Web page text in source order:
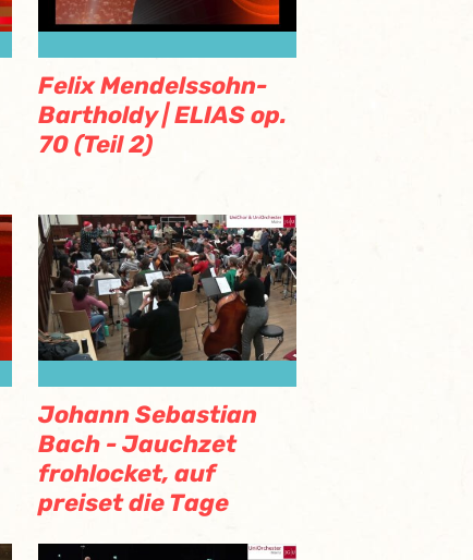
Felix Mendelssohn-
Bartholdy | ELIAS op.
70 (Teil 2)
Johann Sebastian
Bach - Jauchzet
frohlocket, auf
preiset die Tage